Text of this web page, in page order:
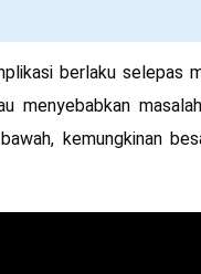
berlaku selepas
menyebabkan
kemungkinan